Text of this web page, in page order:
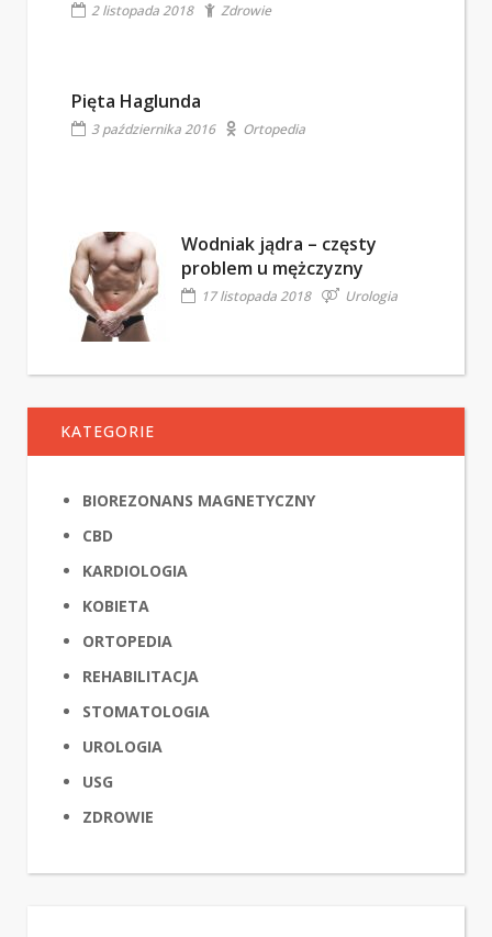
2 listopada 2018 Zdrowie
Pięta Haglunda
3 października 2016 Ortopedia
Wodniak jądra – częsty
problem u mężczyzny
17 listopada 2018 Urologia
KATEGORIE
BIOREZONANS MAGNETYCZNY
CBD
KARDIOLOGIA
KOBIETA
ORTOPEDIA
REHABILITACJA
STOMATOLOGIA
UROLOGIA
USG
ZDROWIE